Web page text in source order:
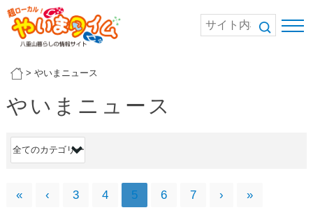
> やいまニュース
やいまニュース
« ‹ 3 4 5 6 7 › »